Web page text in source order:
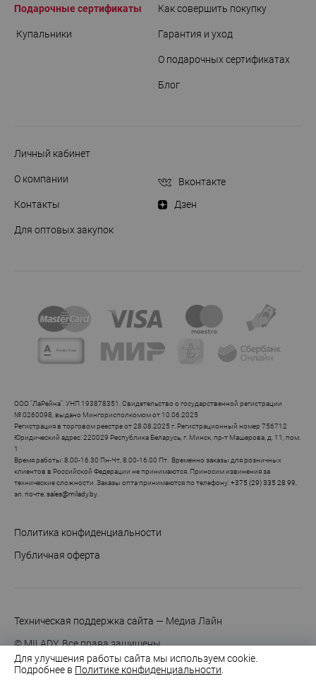
Подарочные сертификаты
Купальники
Как совершить покупку
Гарантия и уход
О подарочных сертификатах
Блог
Личный кабинет
О компании
Контакты
Для оптовых закупок
Вконтакте
Дзен
ООО "ЛаРейна". УНП 193878351. Свидетельство о государственной регистрации
№ 0260098, выдано Мингорисполкомом от 10.06.2025
Регистрация в торговом реестре от 28.08.2025 г. Регистрационный номер 756712
Юридический адрес: 220029 Республика Беларусь, г. Минск, пр-т Машерова, д. 11, пом.
1
Время работы: 8.00-16.30 Пн-Чт, 8.00-16.00 Пт. Временно заказы для розничных
клиентов в Российской Федерации не принимаются. Приносим извинения за
технические сложности. Заказы опта принимаются по телефону:+375 (29) 335 28 99,
эл. почте:sales@milady.by.
Политика конфиденциальности
Публичная оферта
Техническая поддержка сайта — Медиа Лайн
© MILADY. Все права защищены.
Для улучшения работы сайта мы используем cookie.
Подробнее в Политике конфиденциальности